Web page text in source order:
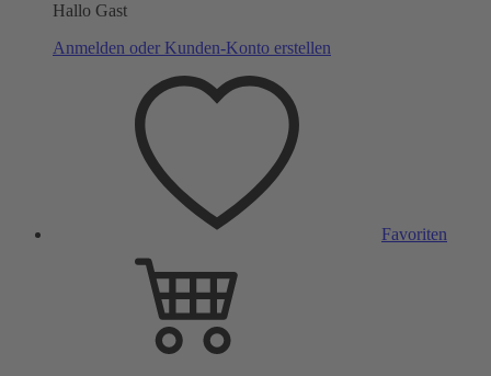
Hallo Gast
Anmelden oder Kunden-Konto erstellen
Favoriten